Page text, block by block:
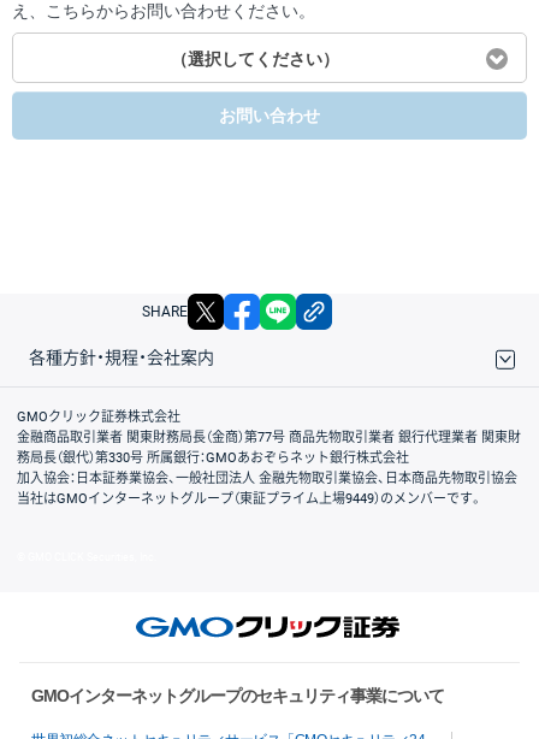
え、こちらからお問い合わせください。
（選択してください）
お問い合わせ
SHARE X facebook
各種方針・規程・会社案内
取引規程・約款
サイトマップ
その他のご案内
個人情報保護方針
最良執行方針
サイトのご利用について
ディスクレイマー
信託保全
リスク説明
会社案内
GMOクリック証券株式会社
金融商品取引業者 関東財務局長（金商）第77号 商品先物取引業者 銀行代理業者 関東財
務局長（銀代）第330号 所属銀行：GMOあおぞらネット銀行株式会社
加入協会：日本証券業協会、一般社団法人 金融先物取引業協会、日本商品先物取引協会
当社はGMOインターネットグループ（東証プライム上場9449）のメンバーです。
GMOインターネットグループのセキュリティ事業について